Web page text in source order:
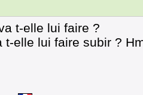
t-elle lui faire ?
t-elle lui faire subir ?